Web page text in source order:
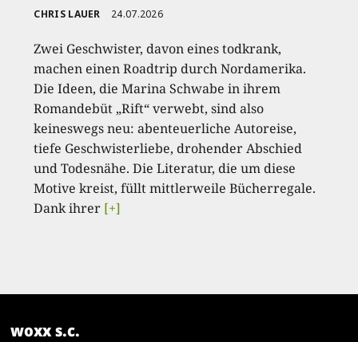
CHRIS LAUER 24.07.2026
Zwei Geschwister, davon eines todkrank,
machen einen Roadtrip durch Nordamerika.
Die Ideen, die Marina Schwabe in ihrem
Romandebüt „Rift“ verwebt, sind also
keineswegs neu: abenteuerliche Autoreise,
tiefe Geschwisterliebe, drohender Abschied
und Todesnähe. Die Literatur, die um diese
Motive kreist, füllt mittlerweile Bücherregale.
Dank ihrer [+]
woxx s.c.